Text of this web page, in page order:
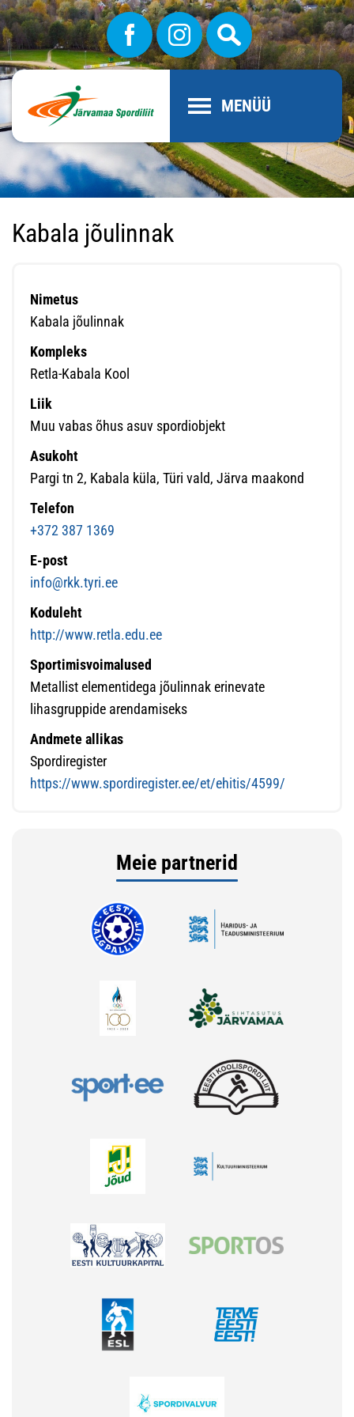
MENÜÜ
Kabala jõulinnak
Nimetus
Kabala jõulinnak
Kompleks
Retla-Kabala Kool
Liik
Muu vabas õhus asuv spordiobjekt
Asukoht
Pargi tn 2, Kabala küla, Türi vald, Järva maakond
Telefon
+372 387 1369
E-post
info@rkk.tyri.ee
Koduleht
http://www.retla.edu.ee
Sportimisvoimalused
Metallist elementidega jõulinnak erinevate
lihasgruppide arendamiseks
Andmete allikas
Spordiregister
https://www.spordiregister.ee/et/ehitis/4599/
Meie partnerid